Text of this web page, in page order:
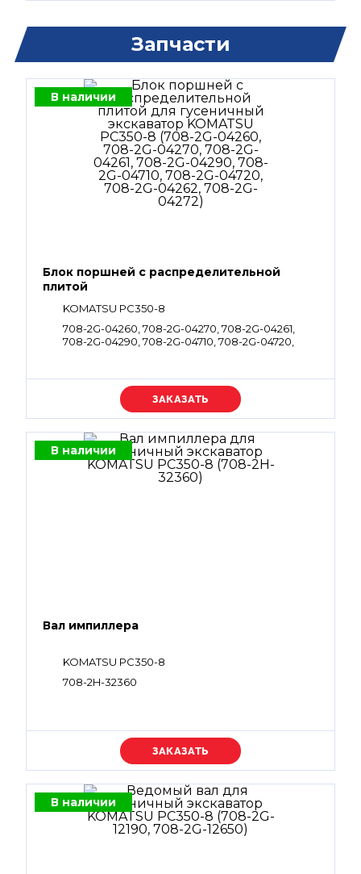
Запчасти
В наличии
Блок поршней c распределительной
плитой
KOMATSU PC350-8
708-2G-04260, 708-2G-04270, 708-2G-04261,
708-2G-04290, 708-2G-04710, 708-2G-04720,
Уточняйте цену
В наличии
Вал импиллера
KOMATSU PC350-8
708-2H-32360
Уточняйте цену
В наличии